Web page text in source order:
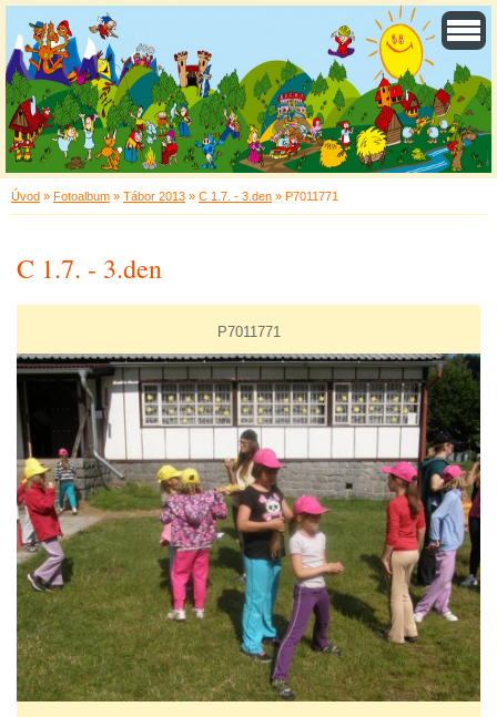
Úvod » Fotoalbum » Tábor 2013 » C 1.7. - 3.den » P7011771
C 1.7. - 3.den
P7011771